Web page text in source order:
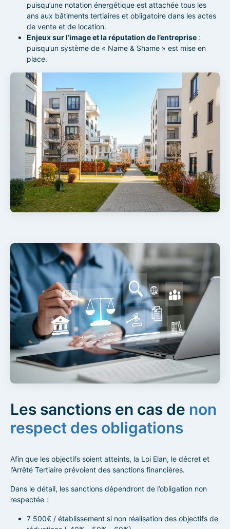
puisqu’une notation énergétique est attachée tous les
ans aux bâtiments tertiaires et obligatoire dans les actes
de vente et de location.
Enjeux sur l’image et la réputation de l’entreprise :
puisqu’un système de « Name & Shame » est mise en
place.
Les sanctions en cas de non
respect des obligations
Afin que les objectifs soient atteints, la Loi Elan, le décret et
l’Arrêté Tertiaire prévoient des sanctions financières.
Dans le détail, les sanctions dépendront de l’obligation non
respectée :
7 500€ / établissement si non réalisation des objectifs de